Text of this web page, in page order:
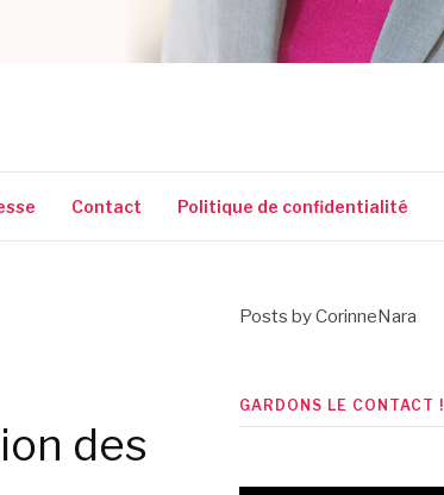
Contact Politique de confidentialité
des
Posts by CorinneNara
GARDONS LE CONTACT !